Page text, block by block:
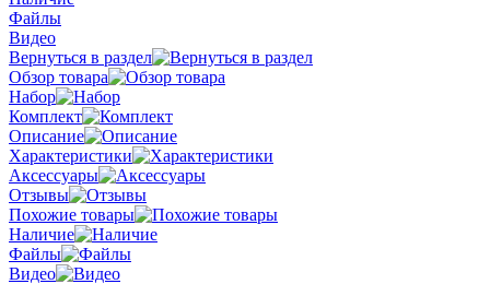
Файлы
Видео
Вернуться в раздел
Обзор товара
Набор
Комплект
Описание
Характеристики
Аксессуары
Отзывы
Похожие товары
Наличие
Файлы
Видео